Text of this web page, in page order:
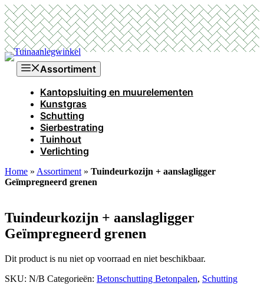
Ga
naar
de
inhoud
Assortiment
Kantopsluiting en muurelementen
Kunstgras
Schutting
Sierbestrating
Tuinhout
Verlichting
Home » Assortiment » Tuindeurkozijn + aanslagligger
Geïmpregneerd grenen
Tuindeurkozijn + aanslagligger
Geïmpregneerd grenen
Dit product is nu niet op voorraad en niet beschikbaar.
SKU: N/B Categorieën: Betonschutting Betonpalen, Schutting